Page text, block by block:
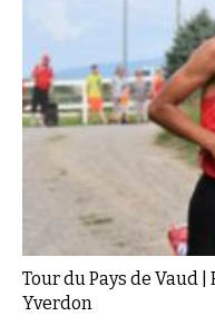
Tour du Pays de Vaud
Yverdon